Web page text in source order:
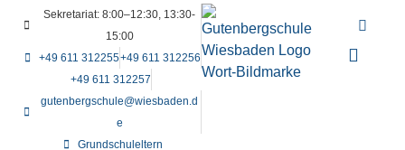
Sekretariat: 8:00–12:30, 13:30-
15:00
+49 611 312255+49 611 312256
+49 611 312257
gutenbergschule@wiesbaden.d
e
Grundschuleltern